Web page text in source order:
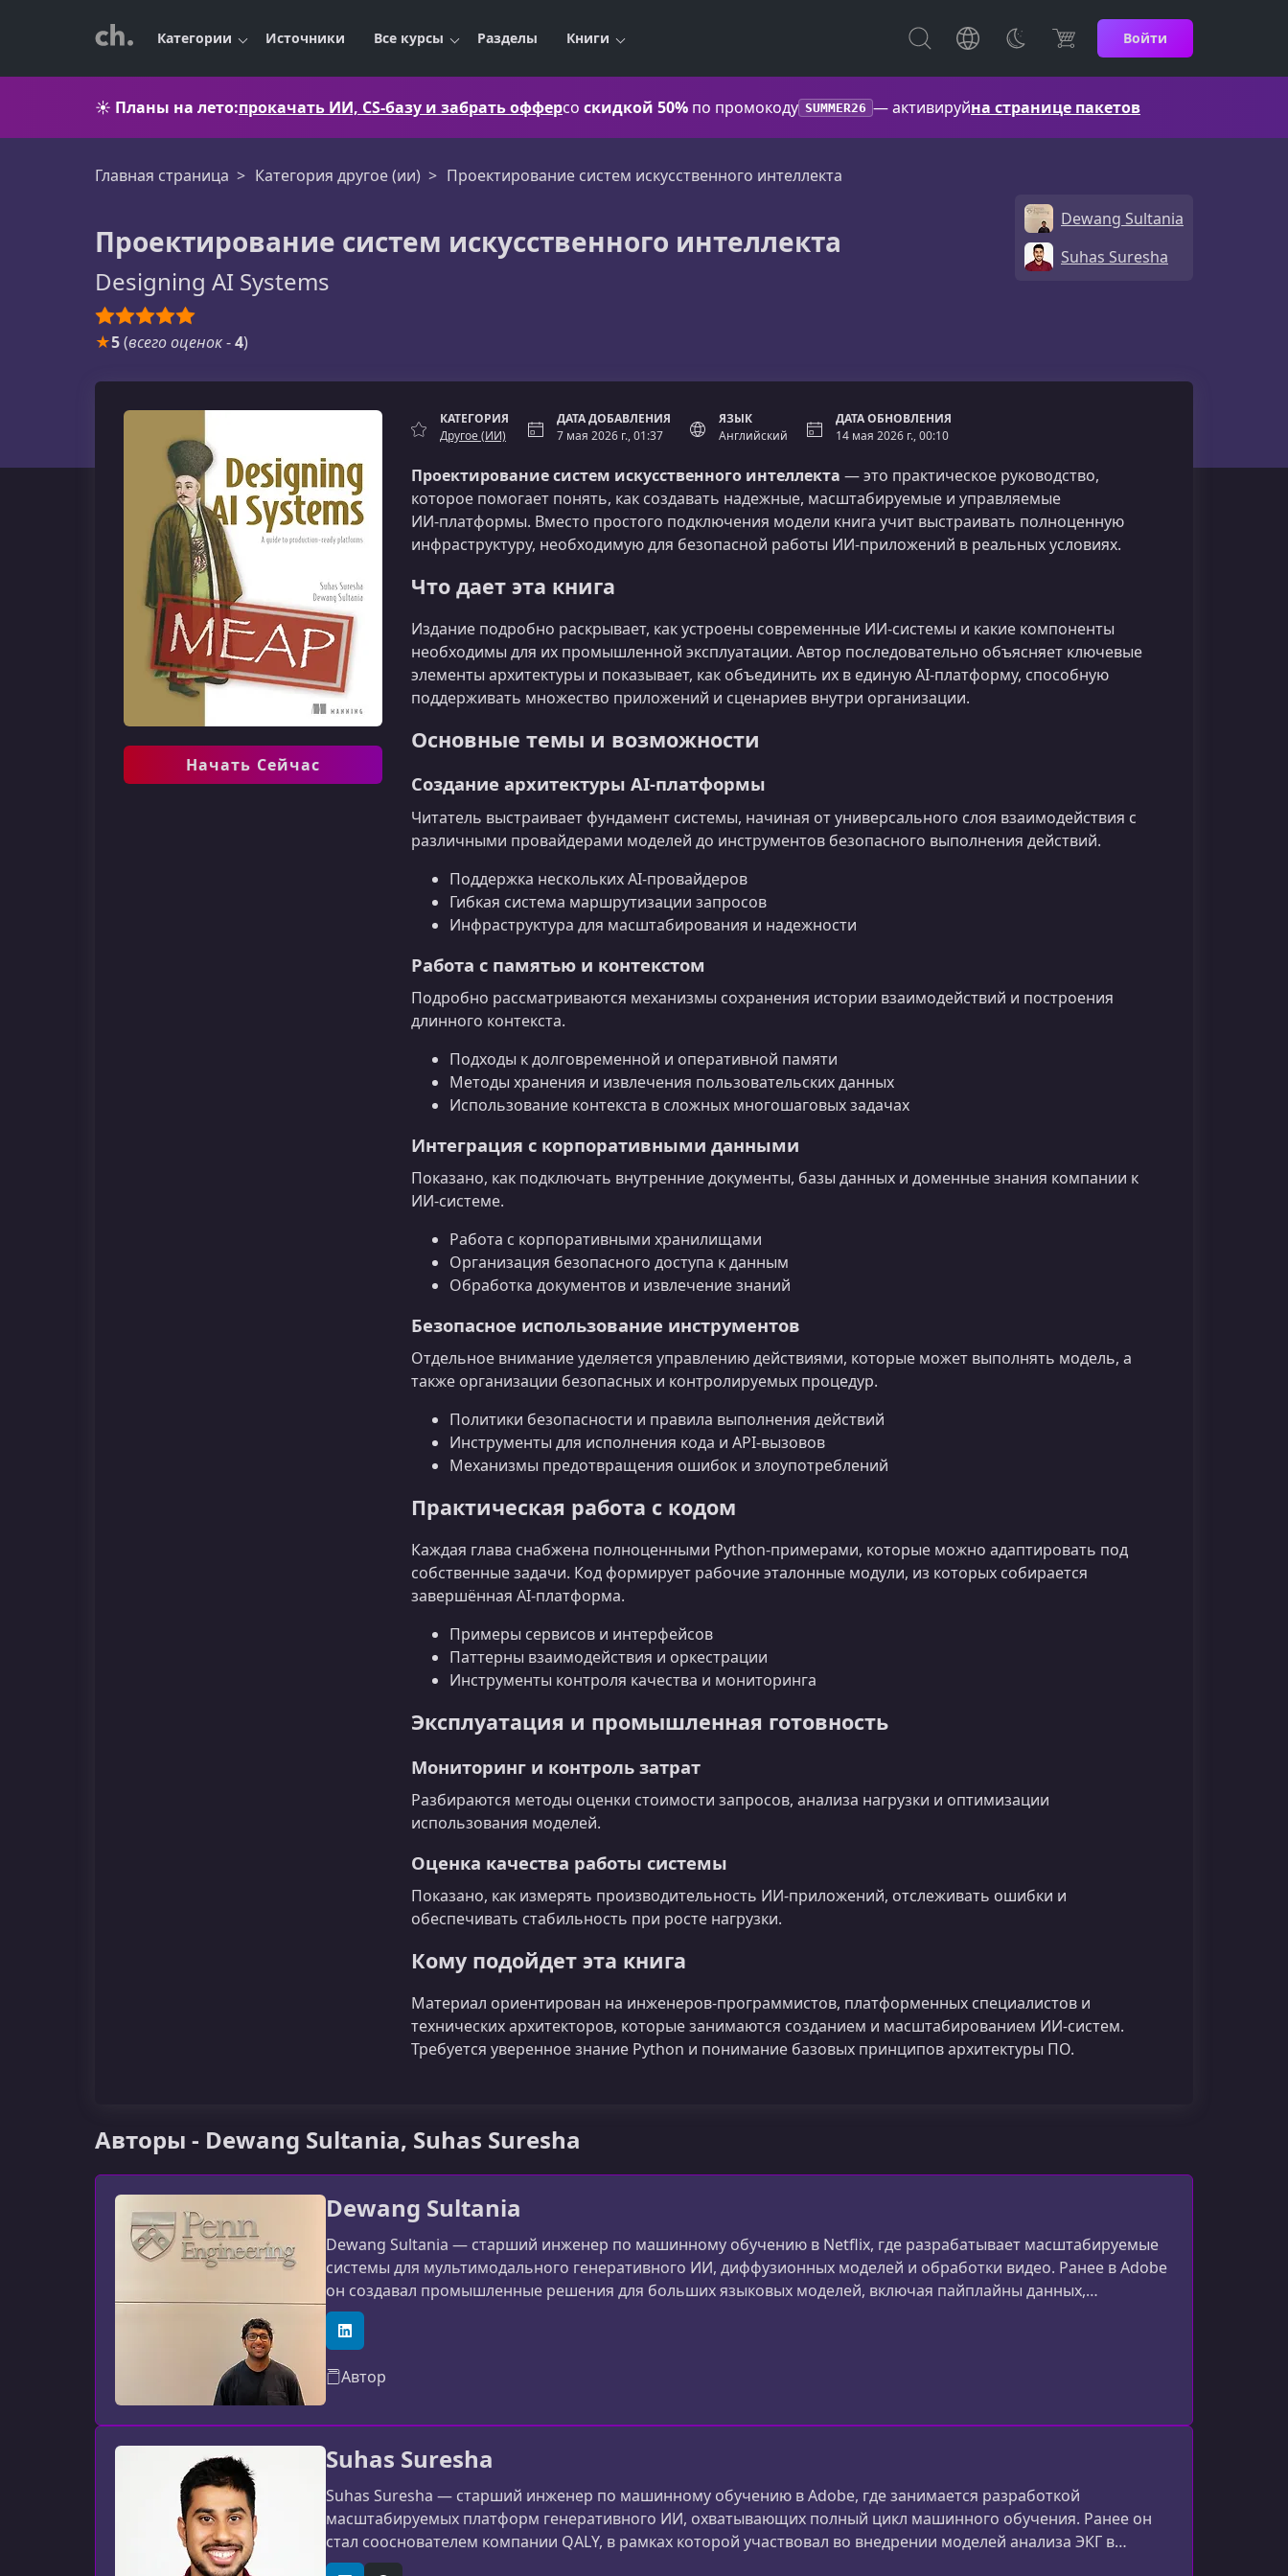
Категории Источники Все курсы Разделы Книги Войти
☀️ Планы на лето:прокачать ИИ, CS-базу и забрать офферсо скидкой 50% по промокоду SUMMER26 — активируйна странице пакетов
Главная страница Категория другое (ии) Проектирование систем искусственного интеллекта
Проектирование систем искусственного интеллекта
Designing AI Systems
Dewang Sultania
Suhas Suresha
★5(всего оценок-4)
Начать Сейчас
КАТЕГОРИЯ
Другое (ИИ)
ДАТА ДОБАВЛЕНИЯ
7 мая 2026 г., 01:37
ЯЗЫК
Английский
ДАТА ОБНОВЛЕНИЯ
14 мая 2026 г., 00:10
Проектирование систем искусственного интеллекта — это практическое руководство,
которое помогает понять, как создавать надежные, масштабируемые и управляемые
ИИ‑платформы. Вместо простого подключения модели книга учит выстраивать полноценную
инфраструктуру, необходимую для безопасной работы ИИ-приложений в реальных условиях.
Что дает эта книга
Издание подробно раскрывает, как устроены современные ИИ‑системы и какие компоненты
необходимы для их промышленной эксплуатации. Автор последовательно объясняет ключевые
элементы архитектуры и показывает, как объединить их в единую AI‑платформу, способную
поддерживать множество приложений и сценариев внутри организации.
Основные темы и возможности
Создание архитектуры AI‑платформы
Читатель выстраивает фундамент системы, начиная от универсального слоя взаимодействия с
различными провайдерами моделей до инструментов безопасного выполнения действий.
Поддержка нескольких AI‑провайдеров
Гибкая система маршрутизации запросов
Инфраструктура для масштабирования и надежности
Работа с памятью и контекстом
Подробно рассматриваются механизмы сохранения истории взаимодействий и построения
длинного контекста.
Подходы к долговременной и оперативной памяти
Методы хранения и извлечения пользовательских данных
Использование контекста в сложных многошаговых задачах
Интеграция с корпоративными данными
Показано, как подключать внутренние документы, базы данных и доменные знания компании к
ИИ‑системе.
Работа с корпоративными хранилищами
Организация безопасного доступа к данным
Обработка документов и извлечение знаний
Безопасное использование инструментов
Отдельное внимание уделяется управлению действиями, которые может выполнять модель, а
также организации безопасных и контролируемых процедур.
Политики безопасности и правила выполнения действий
Инструменты для исполнения кода и API‑вызовов
Механизмы предотвращения ошибок и злоупотреблений
Практическая работа с кодом
Каждая глава снабжена полноценными Python‑примерами, которые можно адаптировать под
собственные задачи. Код формирует рабочие эталонные модули, из которых собирается
завершённая AI‑платформа.
Примеры сервисов и интерфейсов
Паттерны взаимодействия и оркестрации
Инструменты контроля качества и мониторинга
Эксплуатация и промышленная готовность
Мониторинг и контроль затрат
Разбираются методы оценки стоимости запросов, анализа нагрузки и оптимизации
использования моделей.
Оценка качества работы системы
Показано, как измерять производительность ИИ-приложений, отслеживать ошибки и
обеспечивать стабильность при росте нагрузки.
Кому подойдет эта книга
Материал ориентирован на инженеров‑программистов, платформенных специалистов и
технических архитекторов, которые занимаются созданием и масштабированием ИИ‑систем.
Требуется уверенное знание Python и понимание базовых принципов архитектуры ПО.
Авторы - Dewang Sultania, Suhas Suresha
Dewang Sultania
Dewang Sultania — старший инженер по машинному обучению в Netflix, где разрабатывает масштабируемые
системы для мультимодального генеративного ИИ, диффузионных моделей и обработки видео. Ранее в Adobe
он создавал промышленные решения для больших языковых моделей, включая пайплайны данных,
дообучение, системы с извлечением информации и промпт-инжиниринг, а также участвовал в разработке
платформенной инфраструктуры для внедрения LLM в продукты комп
LinkedIn
Автор
Suhas Suresha
Suhas Suresha — старший инженер по машинному обучению в Adobe, где занимается разработкой
масштабируемых платформ генеративного ИИ, охватывающих полный цикл машинного обучения. Ранее он
стал сооснователем компании QALY, в рамках которой участвовал во внедрении моделей анализа ЭКГ в
реальном времени для более чем 100 000 пользователей. Он имеет степень магистра в области